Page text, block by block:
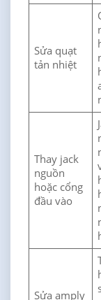
Sửa quạt
tản nhiệt
Thay jack
nguồn
hoặc cổng
đầu vào
Sửa amply